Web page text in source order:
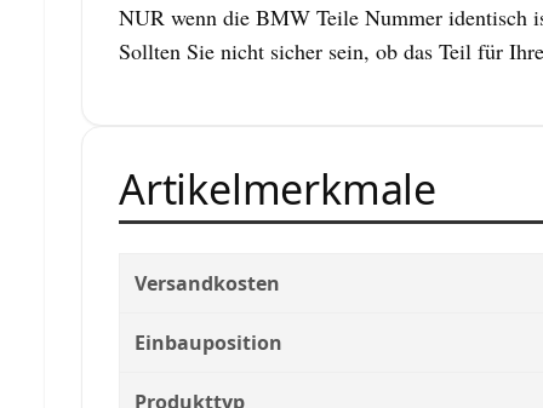
NUR wenn die BMW Teile Nummer identisch
Sollten Sie nicht sicher sein, ob das Teil für
Artikelmerkmale
Versandkosten
Einbauposition
Produkttyp